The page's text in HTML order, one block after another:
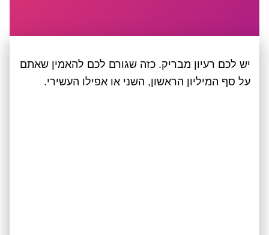
T
Oיש לכם רעיון מבריק. כזה שגורם לכם להאמין שאתם
על סף המיליון הראשון, השני או אפילו העשירי.